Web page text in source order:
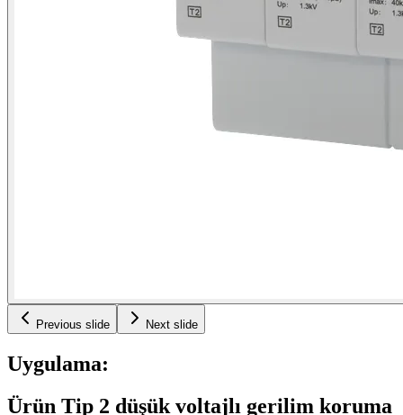
Previous slide Next slide
Uygulama:
Ürün Tip 2 düşük voltajlı gerilim koruma